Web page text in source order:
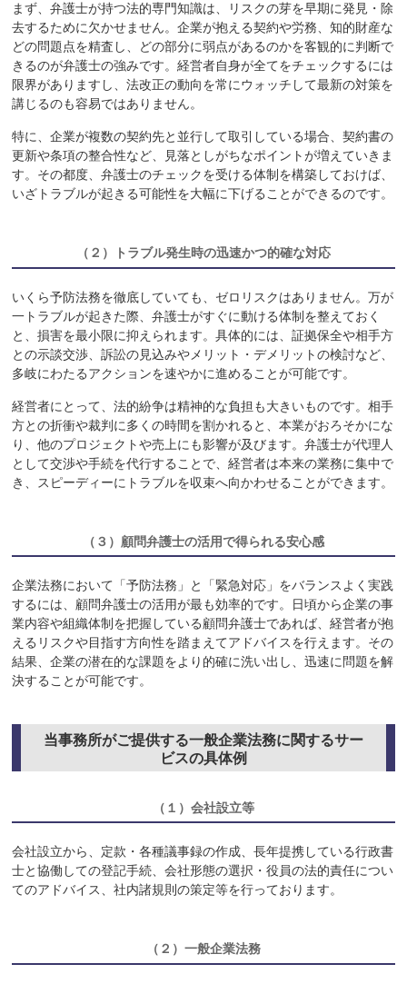
まず、弁護士が持つ法的専門知識は、リスクの芽を早期に発見・除
去するために欠かせません。企業が抱える契約や労務、知的財産な
どの問題点を精査し、どの部分に弱点があるのかを客観的に判断で
きるのが弁護士の強みです。経営者自身が全てをチェックするには
限界がありますし、法改正の動向を常にウォッチして最新の対策を
講じるのも容易ではありません。
特に、企業が複数の契約先と並行して取引している場合、契約書の
更新や条項の整合性など、見落としがちなポイントが増えていきま
す。その都度、弁護士のチェックを受ける体制を構築しておけば、
いざトラブルが起きる可能性を大幅に下げることができるのです。
（２） トラブル発生時の迅速かつ的確な対応
いくら予防法務を徹底していても、ゼロリスクはありません。万が
一トラブルが起きた際、弁護士がすぐに動ける体制を整えておく
と、損害を最小限に抑えられます。具体的には、証拠保全や相手方
との示談交渉、訴訟の見込みやメリット・デメリットの検討など、
多岐にわたるアクションを速やかに進めることが可能です。
経営者にとって、法的紛争は精神的な負担も大きいものです。相手
方との折衝や裁判に多くの時間を割かれると、本業がおろそかにな
り、他のプロジェクトや売上にも影響が及びます。弁護士が代理人
として交渉や手続を代行することで、経営者は本来の業務に集中で
き、スピーディーにトラブルを収束へ向かわせることができます。
（３） 顧問弁護士の活用で得られる安心感
企業法務において「予防法務」と「緊急対応」をバランスよく実践
するには、顧問弁護士の活用が最も効率的です。日頃から企業の事
業内容や組織体制を把握している顧問弁護士であれば、経営者が抱
えるリスクや目指す方向性を踏まえてアドバイスを行えます。その
結果、企業の潜在的な課題をより的確に洗い出し、迅速に問題を解
決することが可能です。
当事務所がご提供する一般企業法務に関するサー
ビスの具体例
（１）会社設立等
会社設立から、定款・各種議事録の作成、長年提携している行政書
士と協働しての登記手続、会社形態の選択・役員の法的責任につい
てのアドバイス、社内諸規則の策定等を行っております。
（２） 一般企業法務